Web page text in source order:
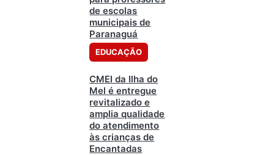
de escolas
municipais de
Paranaguá
EDUCAÇÃO
CMEI da Ilha do
Mel é entregue
revitalizado e
amplia qualidade
do atendimento
às crianças de
Encantadas